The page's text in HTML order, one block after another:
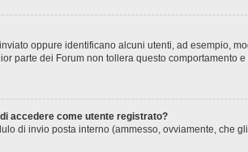
oppure identificano alcuni utenti, ad esempio,
parte dei Forum non tollera questo comportamento
accedere come utente registrato?
di invio posta interno (ammesso, ovviamente, che